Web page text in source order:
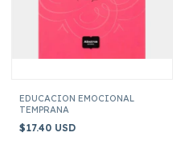
EDUCACION EMOCIONAL
TEMPRANA
$17.40 USD